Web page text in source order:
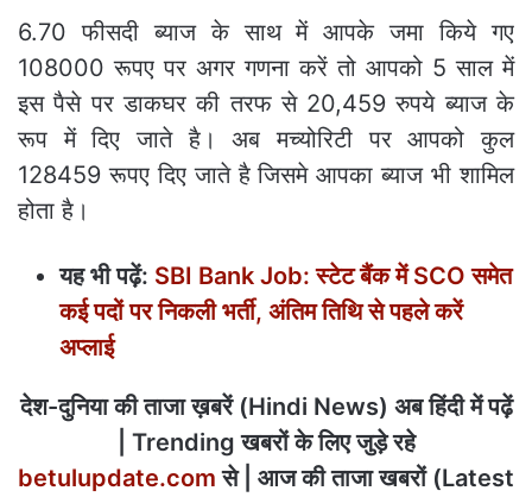
6.70 फीसदी ब्याज के साथ में आपके जमा किये गए
108000 रूपए पर अगर गणना करें तो आपको 5 साल में
इस पैसे पर डाकघर की तरफ से 20,459 रुपये ब्याज के
रूप में दिए जाते है। अब मच्योरिटी पर आपको कुल
128459 रूपए दिए जाते है जिसमे आपका ब्याज भी शामिल
होता है।
यह भी पढ़ें: SBI Bank Job: स्‍टेट बैंक में SCO समेत
कई पदों पर निकली भर्ती, अंतिम तिथि से पहले करें
अप्‍लाई
देश-दुनिया की ताजा ख़बरें (Hindi News) अब हिंदी में पढ़ें
| Trending खबरों के लिए जुड़े रहे
betulupdate.com से | आज की ताजा खबरों (Latest